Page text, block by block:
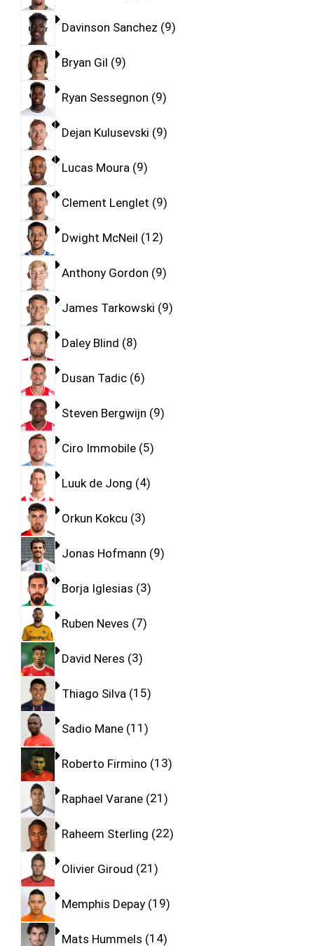
Davinson Sanchez 9
Bryan Gil 9
Ryan Sessegnon 9
Dejan Kulusevski 9
Lucas Moura 9
Clement Lenglet 9
Dwight McNeil 12
Anthony Gordon 9
James Tarkowski 9
Daley Blind 8
Dusan Tadic 6
Steven Bergwijn 9
Ciro Immobile 5
Luuk de Jong 4
Orkun Kokcu 3
Jonas Hofmann 9
Borja Iglesias 3
Ruben Neves 7
David Neres 3
Thiago Silva 15
Sadio Mane 11
Roberto Firmino 13
Raphael Varane 21
Raheem Sterling 22
Olivier Giroud 21
Memphis Depay 19
Mats Hummels 14